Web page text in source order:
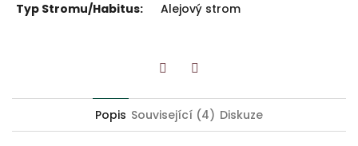
Typ Stromu/Habitus: Alejový strom
Popis Související (4) Diskuze